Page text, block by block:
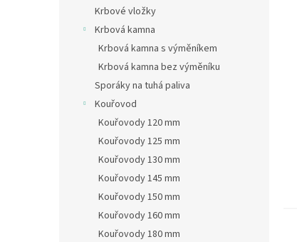
Krbové vložky
Krbová kamna
Krbová kamna s výměníkem
Krbová kamna bez výměníku
Sporáky na tuhá paliva
Kouřovod
Kouřovody 120 mm
Kouřovody 125 mm
Kouřovody 130 mm
Kouřovody 145 mm
Kouřovody 150 mm
Kouřovody 160 mm
Kouřovody 180 mm